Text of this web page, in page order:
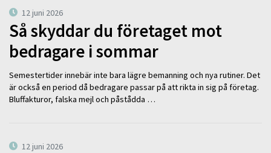
12 juni 2026
Så skyddar du företaget mot
bedragare i sommar
Semestertider innebär inte bara lägre bemanning och nya rutiner. Det
är också en period då bedragare passar på att rikta in sig på företag.
Bluffakturor, falska mejl och påstådda …
12 juni 2026